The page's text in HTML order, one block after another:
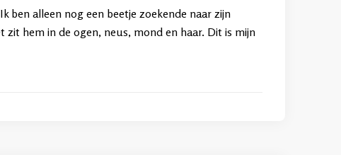
ben alleen nog een beetje zoekende naar zijn
hem in de ogen, neus, mond en haar. Dit is mijn